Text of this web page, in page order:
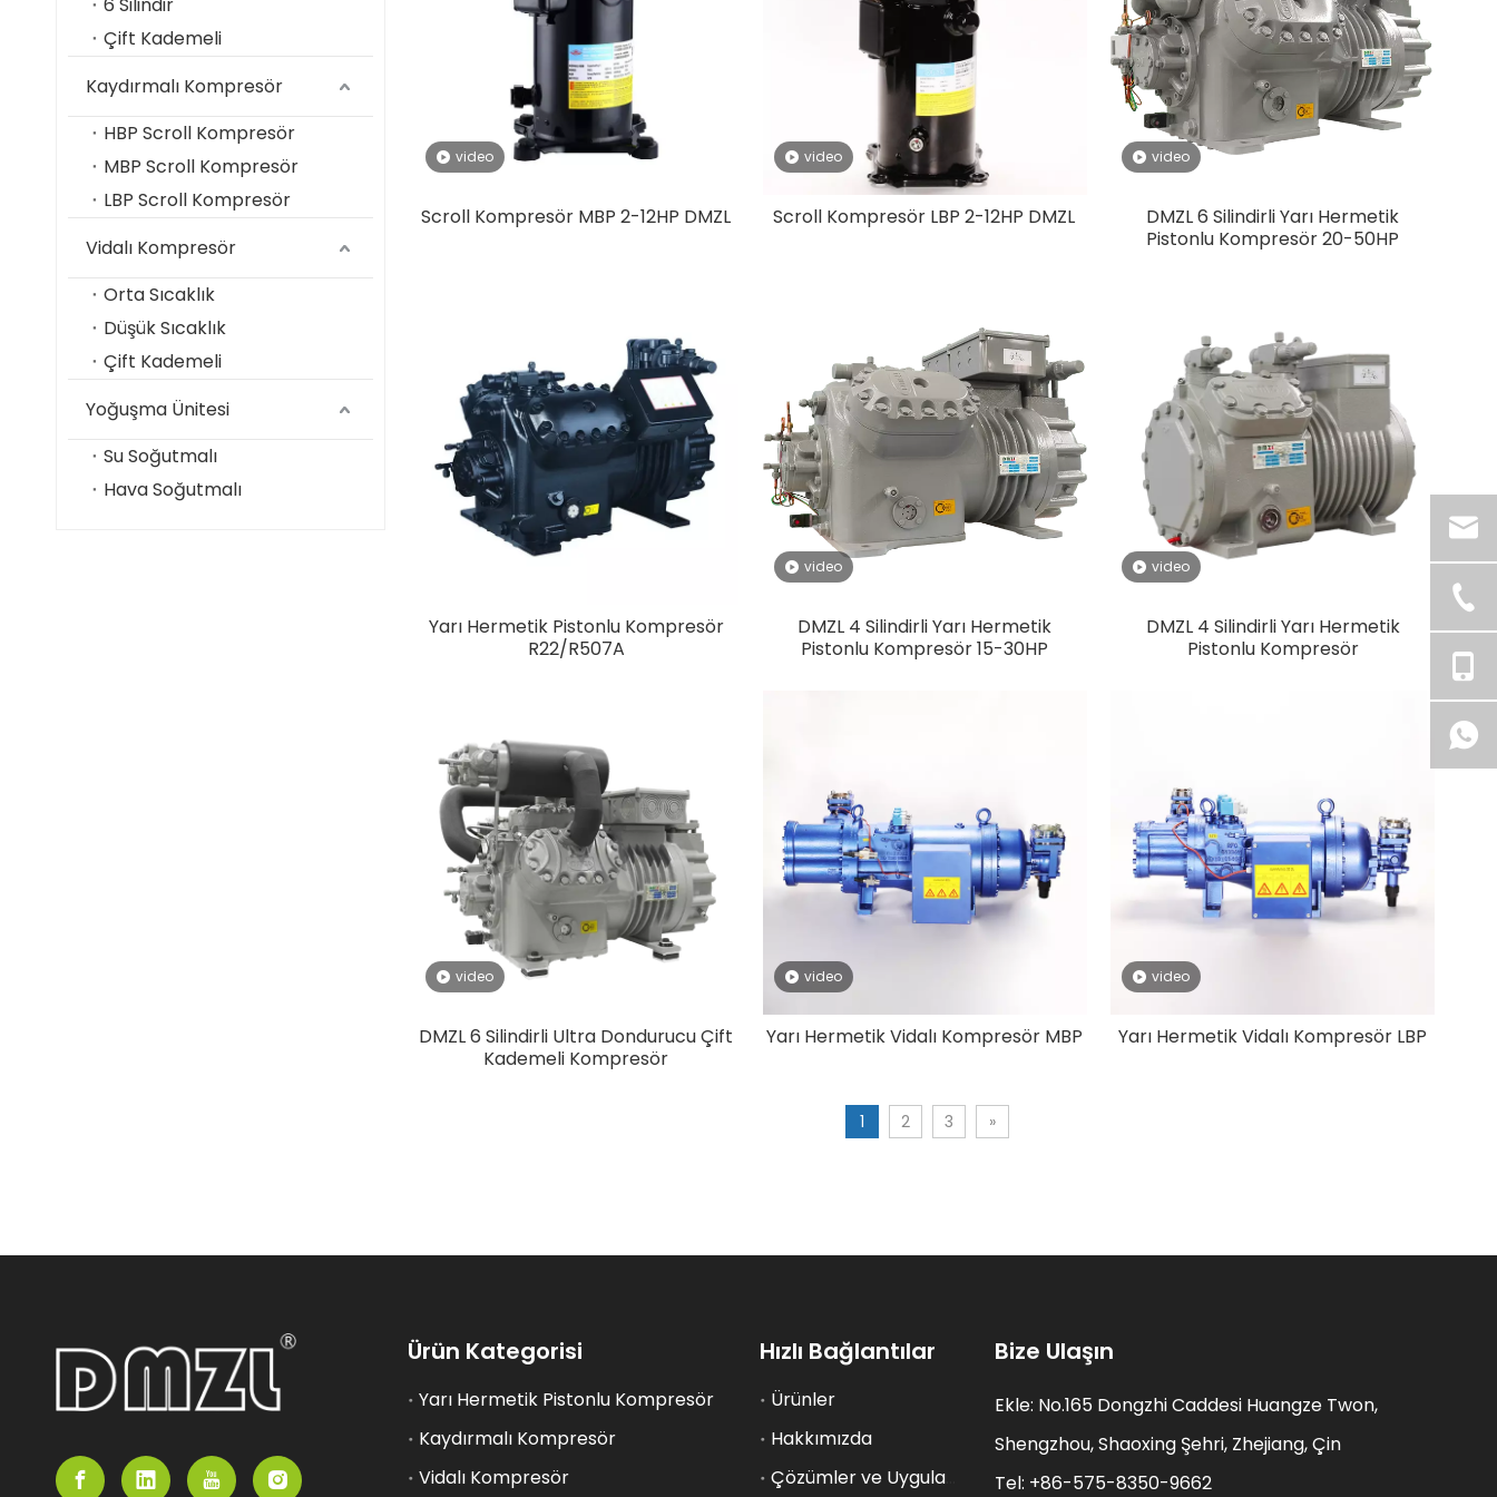
Çift Kademeli
Kaydırmalı Kompresör
HBP Scroll Kompresör
MBP Scroll Kompresör
LBP Scroll Kompresör
Vidalı Kompresör
Orta Sıcaklık
Düşük Sıcaklık
Çift Kademeli
Yoğuşma Ünitesi
Su Soğutmalı
Hava Soğutmalı
video
Scroll Kompresör MBP 2-12HP DMZL​
video
Scroll Kompresör LBP 2-12HP DMZL​
video
DMZL 6 Silindirli Yarı Hermetik
Pistonlu Kompresör 20-50HP
Yarı Hermetik Pistonlu Kompresör
R22/R507A
video
DMZL 4 Silindirli Yarı Hermetik
Pistonlu Kompresör 15-30HP
video
DMZL 4 Silindirli Yarı Hermetik
Pistonlu Kompresör
video
DMZL 6 Silindirli Ultra Dondurucu Çift
Kademeli Kompresör
video
Yarı Hermetik Vidalı Kompresör MBP
video
Yarı Hermetik Vidalı Kompresör LBP
1 2 3 »
Ürün Kategorisi
Yarı Hermetik Pistonlu Kompresör
Kaydırmalı Kompresör
Vidalı Kompresör
Hızlı Bağlantılar
Ürünler
Hakkımızda
Bize Ulaşın
Ekle: No.165 Dongzhi Caddesi Huangze Twon,
Shengzhou, Shaoxing Şehri, Zhejiang, Çin
Tel: +86-575-8350-9662